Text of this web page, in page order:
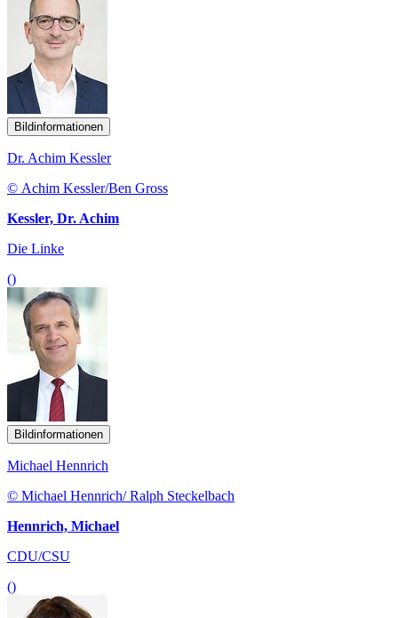
Bildinformationen
Dr. Achim Kessler
© Achim Kessler/Ben Gross
Kessler, Dr. Achim
Die Linke
()
Bildinformationen
Michael Hennrich
© Michael Hennrich/ Ralph Steckelbach
Hennrich, Michael
CDU/CSU
()